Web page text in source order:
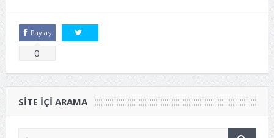
Paylaş
0
SITE IÇI ARAMA